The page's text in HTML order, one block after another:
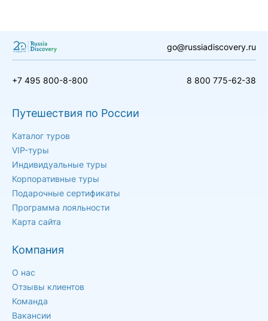
go@russiadiscovery.ru
+7 495 800-8-800 8 800 775-62-38
Путешествия по России
Каталог туров
VIP-туры
Индивидуальные туры
Корпоративные туры
Подарочные сертификаты
Программа лояльности
Карта сайта
Компания
О нас
Отзывы клиентов
Команда
Вакансии